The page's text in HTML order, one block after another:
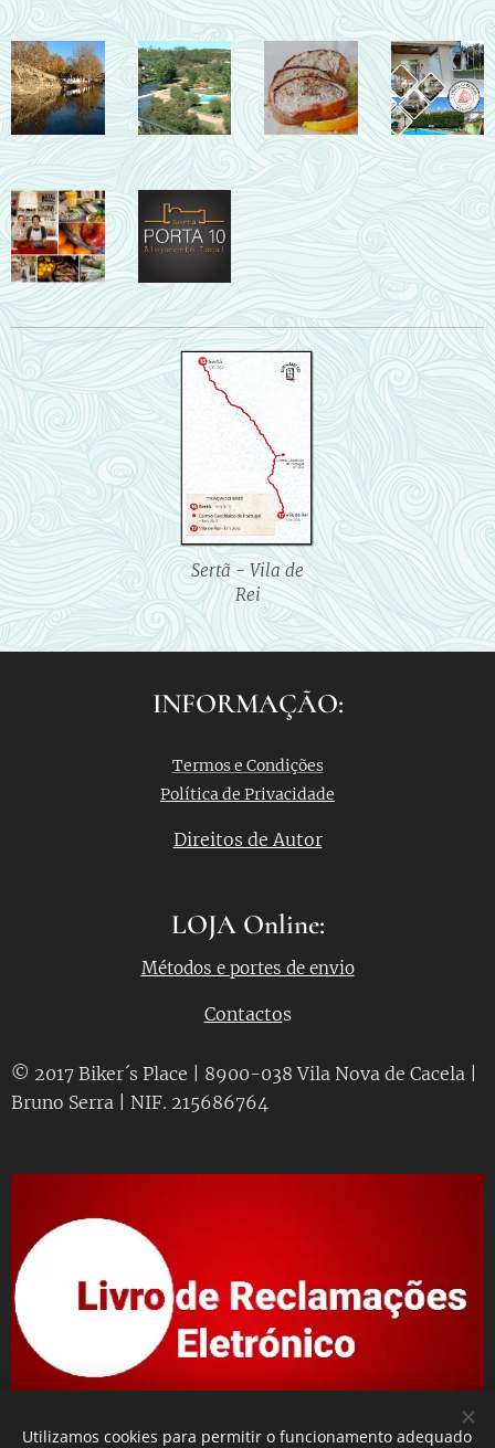
Sertã - Vila de
Rei
INFORMAÇÃO:
Termos e Condições
Política de Privacidade
Direitos de Autor
LOJA Online:
Métodos e portes de envio
Contactos
© 2017 Biker´s Place | 8900-038 Vila Nova de Cacela |
Bruno Serra | NIF. 215686764
Utilizamos cookies para permitir o funcionamento adequado